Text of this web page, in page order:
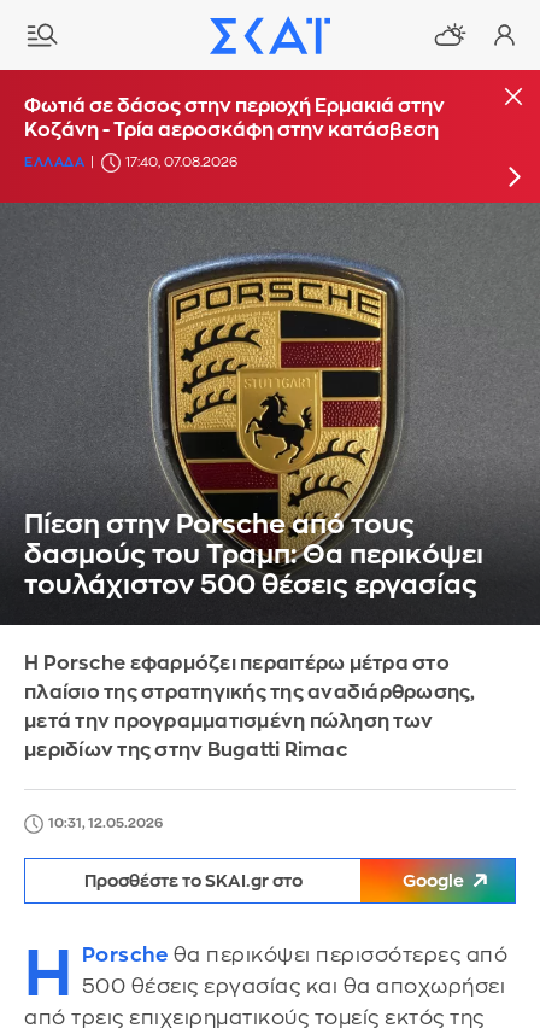
Φωτιά στο Στεφάνι Κορίνθου - Μήνυμα από το
112 για ετοιμότητα
ΕΛΛΑΔΑ 16:29, 07.08.2026
Φωτιά σε δάσος στην περιοχή Ερμακιά στην
Κοζάνη - Τρία αεροσκάφη στην κατάσβεση
ΕΛΛΑΔΑ 17:40, 07.08.2026
Πίεση στην Porsche από τους
δασμούς του Τραμπ: Θα περικόψει
τουλάχιστον 500 θέσεις εργασίας
Η Porsche εφαρμόζει περαιτέρω μέτρα στο
πλαίσιο της στρατηγικής της αναδιάρθρωσης,
μετά την προγραμματισμένη πώληση των
μεριδίων της στην Bugatti Rimac
10:31, 12.05.2026
Προσθέστε το SKAI.gr στο Google
Η Porsche θα περικόψει περισσότερες από
500 θέσεις εργασίας και θα αποχωρήσει
από τρεις επιχειρηματικούς τομείς εκτός της